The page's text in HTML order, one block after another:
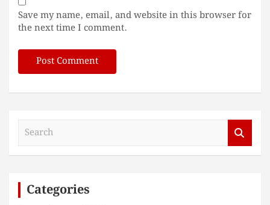
Save my name, email, and website in this browser for
the next time I comment.
Categories